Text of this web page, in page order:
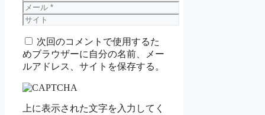
前
メ
ー
サ
ト 次回のコメントで使用するた
めブラウザーに自分の名前、メー
ルアドレス、サイトを保存する。
上に表示された文字を入力してく